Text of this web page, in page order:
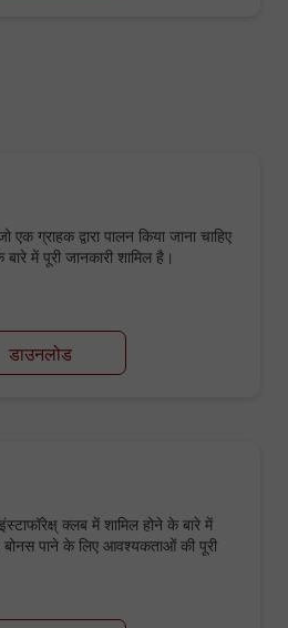
ग्राहक द्वारा पालन किया जाना चाहिए
में पूरी जानकारी शामिल है।
डाउनलोड
क्लब में शामिल होने के बारे में
पाने के लिए आवश्यकताओं की पूरी